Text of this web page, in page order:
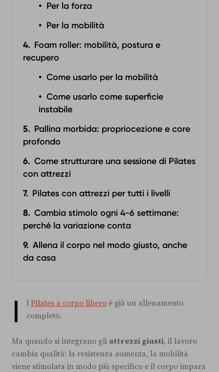
Per la forza
Per la mobilità
Foam roller: mobilità, postura e
recupero
Come usarlo per la mobilità
Come usarlo come superficie
instabile
Pallina morbida: propriocezione e core
profondo
Come strutturare una sessione di Pilates
con attrezzi
Pilates con attrezzi per tutti i livelli
Cambia stimolo ogni 4-6 settimane:
perché la variazione conta
Allena il corpo nel modo giusto, anche
da casa
I l Pilates a corpo libero è già un allenamento
completo.
Ma quando si integrano gli attrezzi giusti, il lavoro
cambia qualità: la resistenza aumenta, la mobilità
viene stimolata in modo più specifico e il corpo impara